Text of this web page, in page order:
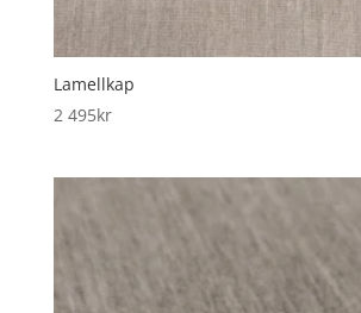
Lamellkap
2 495kr